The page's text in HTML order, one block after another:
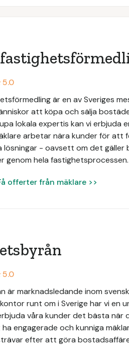
5.0
är en av Sveriges
att köpa och sälja
lokala expertis kan vi erbjuda
arbetar nära kunder för att
lösningar - oavsett om det
genom hela fastighetsprocessen.
offerter från mäklare >>
5.0
är marknadsledande inom
runt om i Sverige har vi en
våra kunder det bästa när
engagerade och kunniga
efter att göra